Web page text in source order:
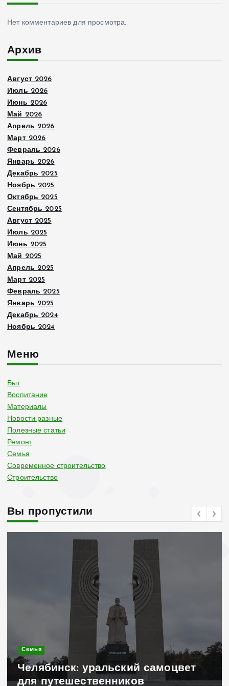
Нет комментариев для просмотра.
Архив
Август 2026
Июль 2026
Июнь 2026
Май 2026
Апрель 2026
Март 2026
Февраль 2026
Январь 2026
Декабрь 2025
Ноябрь 2025
Октябрь 2025
Сентябрь 2025
Август 2025
Июль 2025
Июнь 2025
Май 2025
Апрель 2025
Март 2025
Февраль 2025
Январь 2025
Декабрь 2024
Ноябрь 2024
Меню
Быт
Воспитание
Материалы
Новости разные
Полезные статьи
Ремонт
Семья
Современное строительство
Строительство
Вы пропустили
Современное строительство
Керамогранит «под
стильное и практичное
для дачного домика